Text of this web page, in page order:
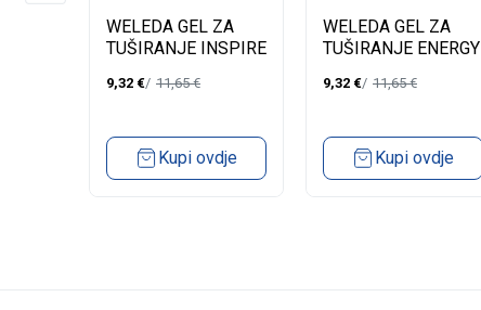
WELEDA GEL ZA
TUŠIRANJE INSPIRE
9,32 € 11,65€
Kupi ovdje
WELEDA GEL ZA
TUŠIRANJE ENERGY
9,32 € 11,65€
Kupi ovdje